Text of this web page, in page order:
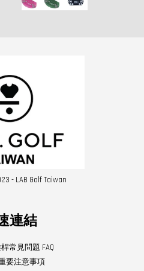
- LAB Golf Taiwan
連結
桿常見問題 FAQ
要注意事項